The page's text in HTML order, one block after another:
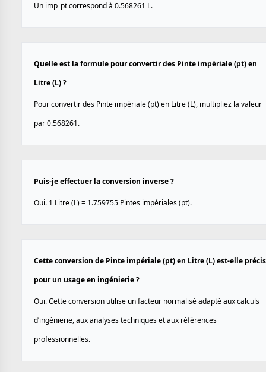
Un imp_pt correspond à 0.568261 L.
Quelle est la formule pour convertir des Pinte impériale (pt) en
Litre (L) ?
Pour convertir des Pinte impériale (pt) en Litre (L), multipliez la valeur
par 0.568261.
Puis-je effectuer la conversion inverse ?
Oui. 1 Litre (L) = 1.759755 Pintes impériales (pt).
Cette conversion de Pinte impériale (pt) en Litre (L) est-elle
pour un usage en ingénierie ?
Oui. Cette conversion utilise un facteur normalisé adapté aux calculs
d’ingénierie, aux analyses techniques et aux références
professionnelles.